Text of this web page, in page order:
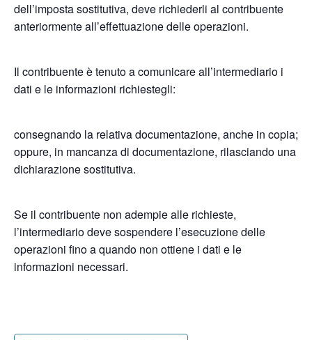
dell’imposta sostitutiva, deve richiederli al contribuente
anteriormente all’effettuazione delle operazioni.
Il contribuente è tenuto a comunicare all’intermediario i
dati e le informazioni richiestegli:
consegnando la relativa documentazione, anche in copia;
oppure, in mancanza di documentazione, rilasciando una
dichiarazione sostitutiva.
Se il contribuente non adempie alle richieste,
l’intermediario deve sospendere l’esecuzione delle
operazioni fino a quando non ottiene i dati e le
informazioni necessari.